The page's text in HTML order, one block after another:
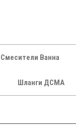
Смесители Ванна
Шланги ДСМА